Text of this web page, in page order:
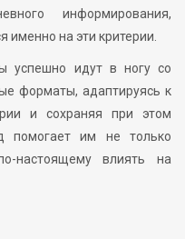
информирования,
именно на эти критерии.
успешно идут в ногу со
форматы, адаптируясь к
и сохраняя при этом
помогает им не только
настоящему влиять на